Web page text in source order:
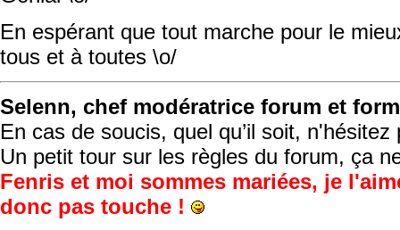
En espérant que tout marche pour le
tous et à toutes \o/
Selenn, chef modératrice forum et
En cas de soucis, quel qu’il soit,
Un petit tour sur les règles du forum, ça
Fenris et moi sommes mariées, je
donc pas touche !